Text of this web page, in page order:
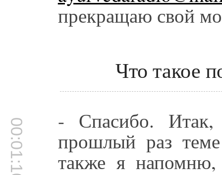
прекращаю свой
Что такое
00:01:10 - Спасибо.
прошлый раз
также я